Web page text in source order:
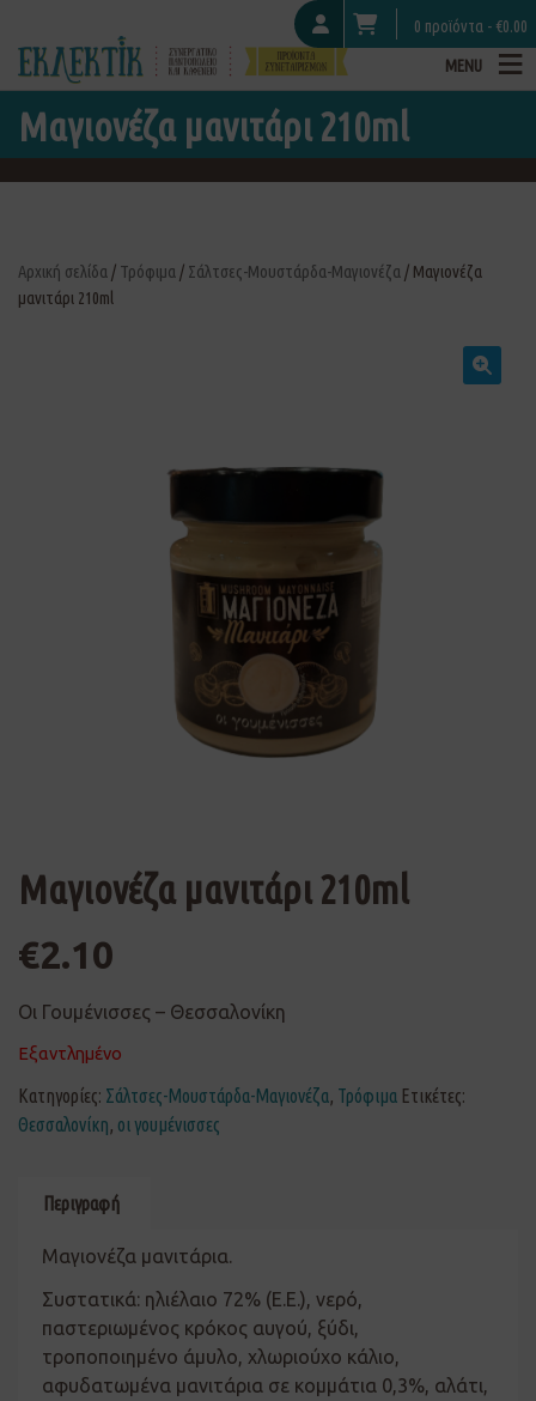
0 προϊόντα - €0.00
MENU
Μαγιονέζα μανιτάρι 210ml
Αρχική σελίδα / Τρόφιμα / Σάλτσες-Μουστάρδα-Μαγιονέζα / Μαγιονέζα
μανιτάρι 210ml
Μαγιονέζα μανιτάρι 210ml
€2.10
Οι Γουμένισσες – Θεσσαλονίκη
Εξαντλημένο
Κατηγορίες: Σάλτσες-Μουστάρδα-Μαγιονέζα, Τρόφιμα Ετικέτες:
Θεσσαλονίκη, οι γουμένισσες
Περιγραφή
Μαγιονέζα μανιτάρια.
Συστατικά: ηλιέλαιο 72% (Ε.Ε.), νερό,
παστεριωμένος κρόκος αυγού, ξύδι,
τροποποιημένο άμυλο, χλωριούχο κάλιο,
αφυδατωμένα μανιτάρια σε κομμάτια 0,3%, αλάτι,